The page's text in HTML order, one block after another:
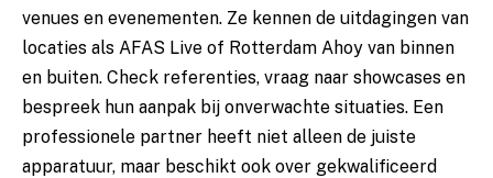
venues en evenementen. Ze kennen de uitdagingen van
locaties als AFAS Live of Rotterdam Ahoy van binnen
en buiten. Check referenties, vraag naar showcases en
bespreek hun aanpak bij onverwachte situaties. Een
professionele partner heeft niet alleen de juiste
apparatuur, maar beschikt ook over gekwalificeerd